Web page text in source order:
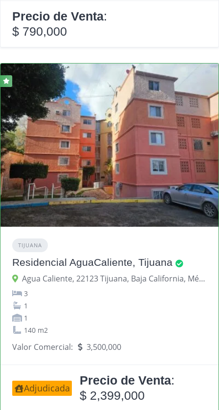
Precio de Venta:
$ 790,000
TIJUANA
Residencial AguaCaliente, Tijuana
Agua Caliente, 22123 Tijuana, Baja California, México
3
1
1
140 m2
Valor Comercial: 3,500,000
Adjudicada
Precio de Venta:
$ 2,399,000